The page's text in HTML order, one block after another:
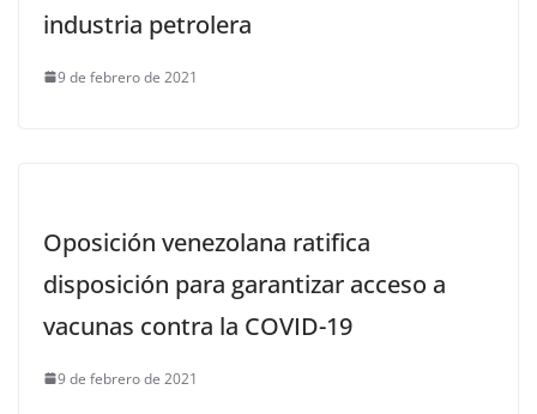
industria petrolera
9 de febrero de 2021
Oposición venezolana ratifica
disposición para garantizar acceso a
vacunas contra la COVID-19
9 de febrero de 2021